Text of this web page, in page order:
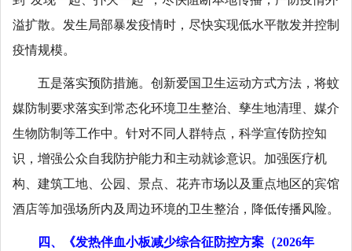
溢扩散。发生局部暴发疫情时，尽快实现低水平散发并控制
疫情规模。
五是落实预防措施。创新爱国卫生运动方式方法，将蚊
媒防制要求落实到常态化环境卫生整治、孳生地清理、媒介
生物防制等工作中。针对不同人群特点，科学宣传防控知
识，增强公众自我防护能力和主动就诊意识。加强医疗机
构、建筑工地、公园、景点、花卉市场以及重点地区的宾馆
酒店等加强场所内及周边环境的卫生整治，降低传播风险。
四、《发热伴血小板减少综合征防控方案（2026年